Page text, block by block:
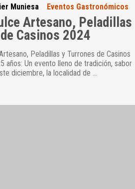
Muniesa Eventos Gastronómicos
Artesano, Peladillas
Casinos 2024
Peladillas y Turrones de Casinos
años: Un evento lleno de tradición, sabor
diciembre, la localidad de